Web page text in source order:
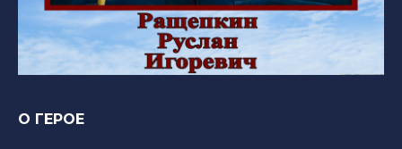
О ГЕРОЕ